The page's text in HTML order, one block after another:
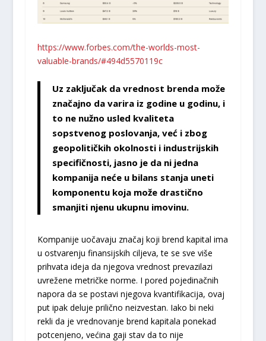
https://www.forbes.com/the-worlds-most-
valuable-brands/#494d5570119c
Uz zaključak da vrednost brenda može
značajno da varira iz godine u godinu, i
to ne nužno usled kvaliteta
sopstvenog poslovanja, već i zbog
geopolitičkih okolnosti i industrijskih
specifičnosti, jasno je da ni jedna
kompanija neće u bilans stanja uneti
komponentu koja može drastično
smanjiti njenu ukupnu imovinu.
Kompanije uočavaju značaj koji brend kapital ima
u ostvarenju finansijskih ciljeva, te se sve više
prihvata ideja da njegova vrednost prevazilazi
uvrežene metričke norme. I pored pojedinačnih
napora da se postavi njegova kvantifikacija, ovaj
put ipak deluje prilično neizvestan. Iako bi neki
rekli da je vrednovanje brend kapitala ponekad
potcenjeno, većina gaji stav da to nije